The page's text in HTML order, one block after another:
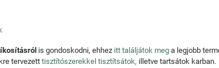
is gondoskodni, ehhez itt találjátok meg a legjobb
tervezett tisztítószerekkel tisztítsátok, illetve tartsátok karban.